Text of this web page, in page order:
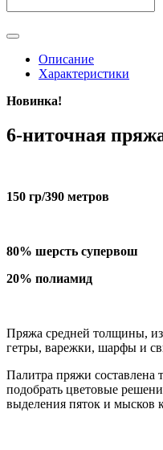
Описание
Характеристики
Новинка!
6-ниточная
150 гр/390 метров
80% шерсть супервош
20% полиамид
Пряжа средней толщины,
гетры, варежки, шарфы и
Палитра пряжи
подобрать цветовые
выделения пяток и мысков